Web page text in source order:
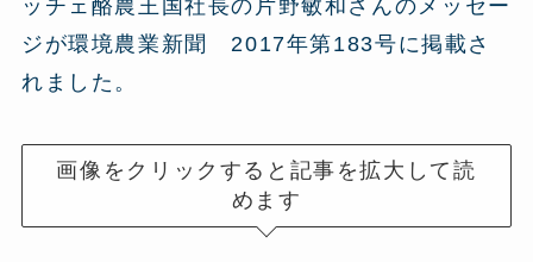
ッチェ酪農王国社長の片野敏和さんのメッセー
ジが環境農業新聞 2017年第183号に掲載さ
れました。
画像をクリックすると記事を拡大して読
めます